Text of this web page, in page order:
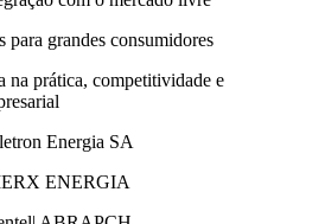
para grandes consumidores
na prática, competitividade e
Energia SA
ENERGIA